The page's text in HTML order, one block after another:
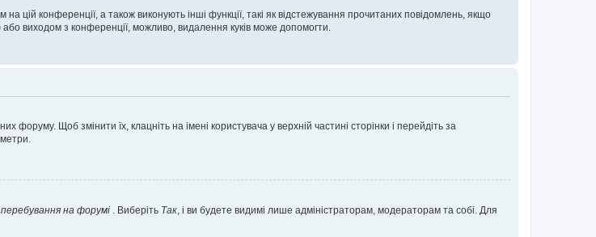
цій конференції, а також виконують інші функції, такі як відстежування прочитаних повідомлень, якщо
виходом з конференції, можливо, видалення куків може допомогти.
Щоб змінити їх, клацніть на імені користувача у верхній частині сторінки і перейдіть за
на форумі . Виберіть Так, і ви будете видимі лише адміністраторам, модераторам та собі. Для